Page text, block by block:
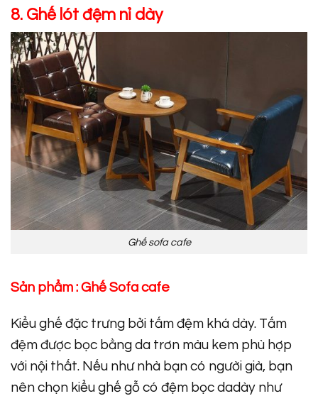
8. Ghế lót đệm nỉ dày
Ghế sofa cafe
Sản phẩm : Ghế Sofa cafe
Kiểu ghế đặc trưng bởi tấm đệm khá dày. Tấm
đệm được bọc bằng da trơn màu kem phù hợp
với nội thất. Nếu như nhà bạn có người già, bạn
nên chọn kiểu ghế gỗ có đệm bọc dadày như